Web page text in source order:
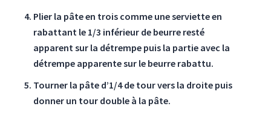
Plier la pâte en trois comme une serviette en
rabattant le 1/3 inférieur de beurre resté
apparent sur la détrempe puis la partie avec la
détrempe apparente sur le beurre rabattu.
Tourner la pâte d’1/4 de tour vers la droite puis
donner un tour double à la pâte.